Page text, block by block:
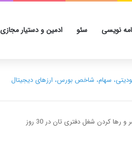
نویسی سئو ادمین و دستیار مجازی
کردن شغل دفتری تان در 30 روز